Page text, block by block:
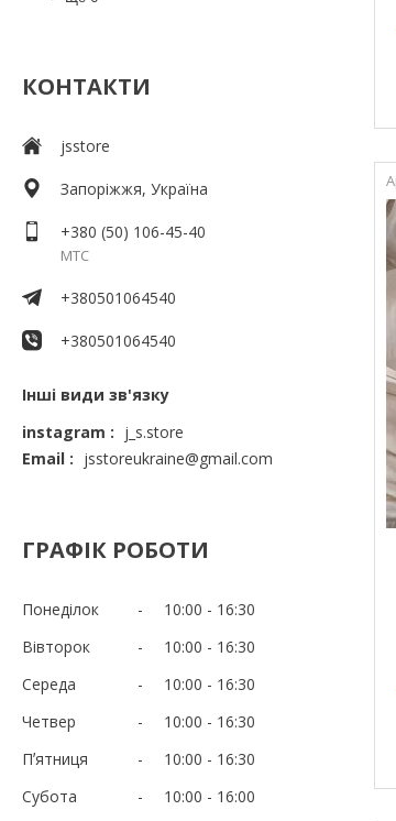
КОНТАКТИ
jsstore
Запоріжжя, Україна
+380 (50) 106-45-40
МТС
+380501064540
+380501064540
Інші види зв'язку
instagram
j_s.store
Email
jsstoreukraine@gmail.com
ГРАФІК РОБОТИ
Понеділок 10:00
16:30
Вівторок
10:00
16:30
Середа
10:00
16:30
Четвер
10:00
16:30
Пʼятниця
10:00
16:30
Субота
10:00
16:00